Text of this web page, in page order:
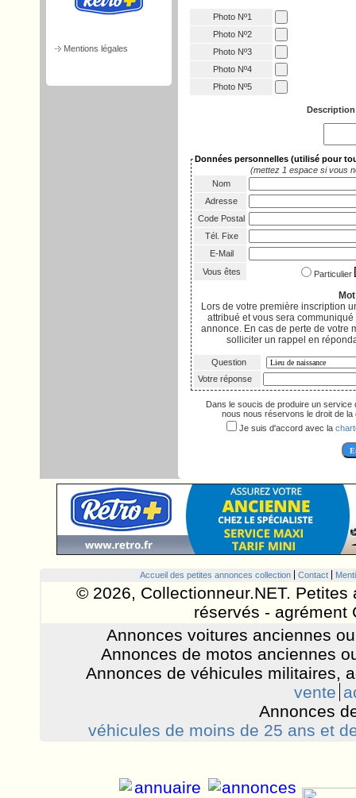
Mentions légales
Photo Nº1
Photo Nº2
Photo Nº3
Photo Nº4
Photo Nº5
Données personnelles (utilisé pour
(mettez 1 espace si vous
Nom
Adresse
Code Postal
Tél. Fixe
E-Mail
Vous êtes
Particulier
Lors de votre première inscription
attribué et vous sera
annonce. En cas de perte de votre
solliciter un rappel en
Question
Votre réponse
Dans le soucis de produire un
nous nous réservons le droit de la
Je suis d'accord avec la
Accueil des petites annonces collection Contact
© 2026, Collectionneur.NET.
réservés - agrément
Annonces voitures anciennes
Annonces de motos anciennes
Annonces de véhicules militaires,
vente
Annonces
véhicules de moins de 25 ans et